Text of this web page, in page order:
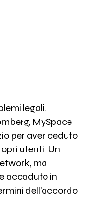
legali.
MySpace
per aver ceduto
utenti. Un
ma
accaduto in
dell’accordo